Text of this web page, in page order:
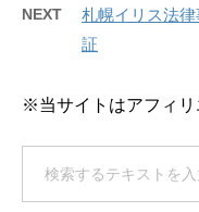
NEXT
札幌イリス法
証
※当サイトはアフィリ